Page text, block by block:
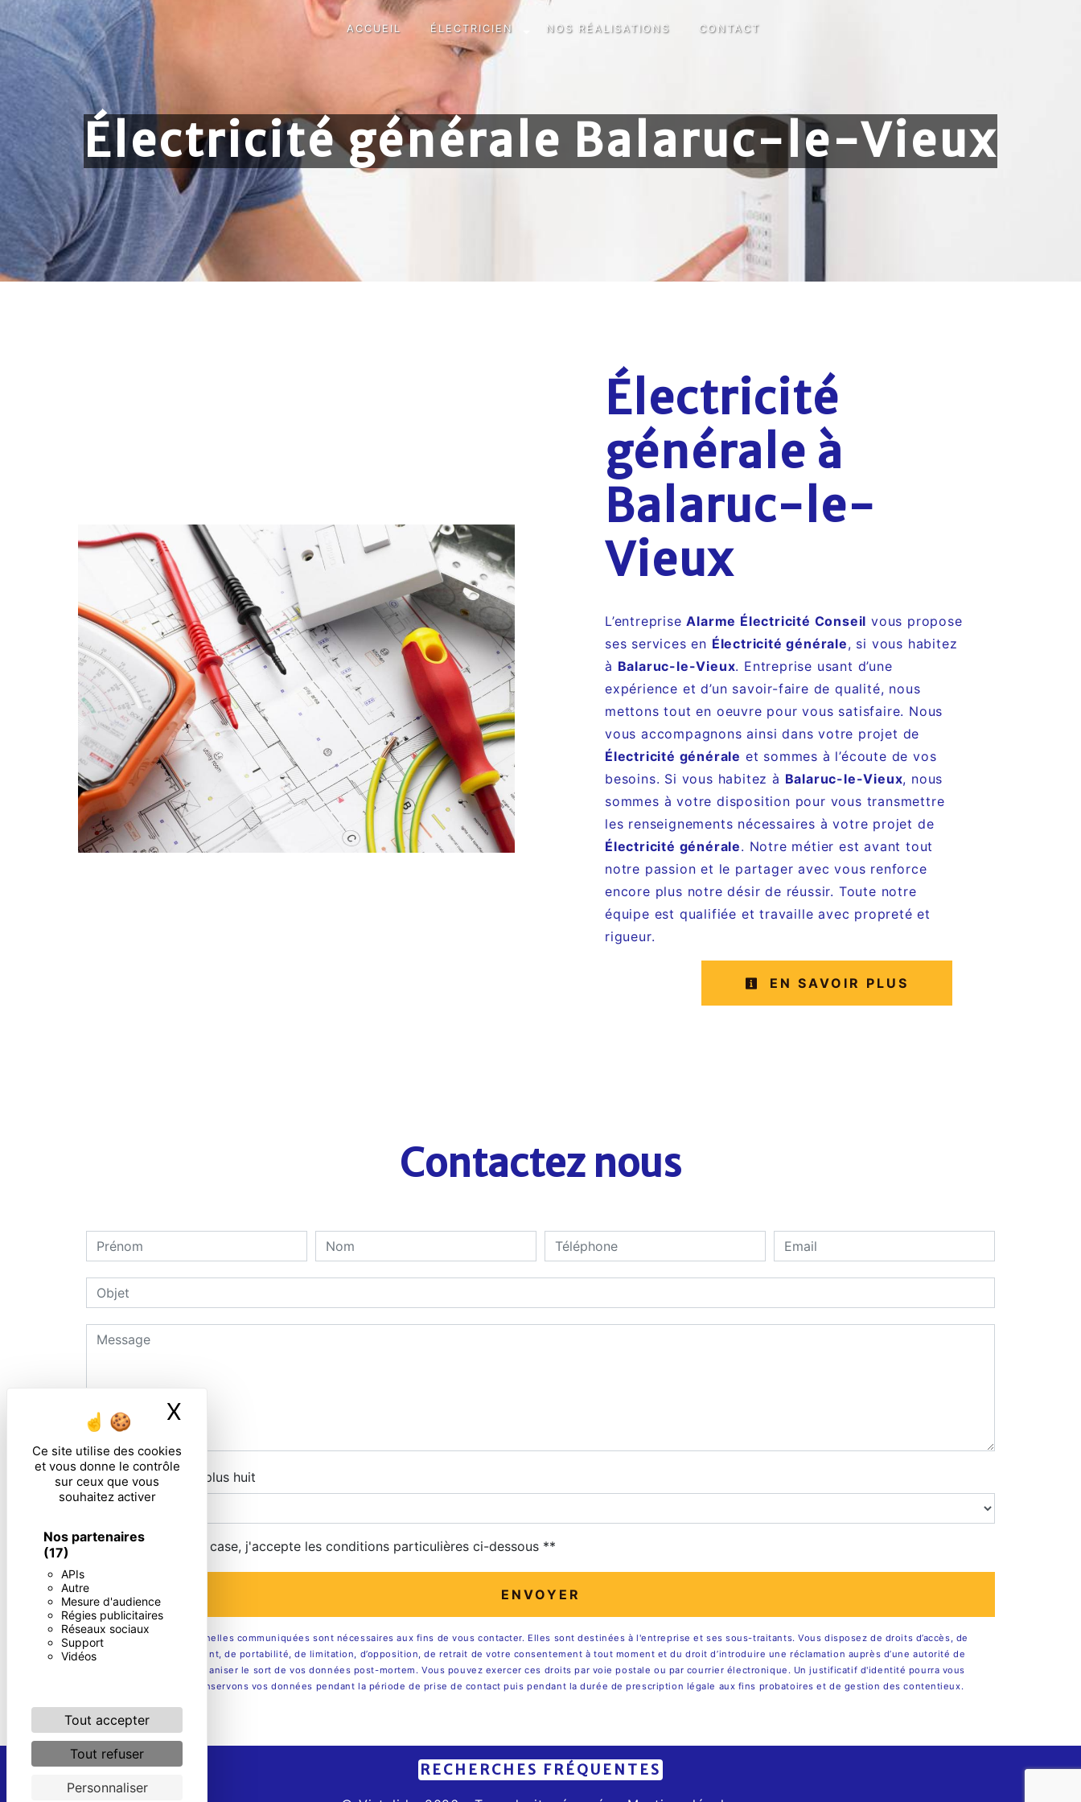
Panneau de gestion des cookies
Ce site utilise des cookies
et vous donne le contrôle
sur ceux que vous
souhaitez activer
Nos partenaires
(17)
APIs
Autre
Mesure d'audience
Régies publicitaires
Réseaux sociaux
Support
Vidéos
Tout accepter
Tout refuser
Personnaliser
X
ACCUEIL ÉLECTRICIEN NOS RÉALISATIONS CONTACT
Électricité générale Balaruc-le-Vieux
Électricité
générale à
Balaruc-le-
Vieux
L’entrepriseAlarme Électricité Conseil vous propose
ses services en Électricité générale, si vous habitez
à Balaruc-le-Vieux. Entreprise usant d’une
expérience et d’un savoir-faire de qualité, nous
mettons tout en oeuvre pour vous satisfaire. Nous
vous accompagnons ainsi dans votre projet de
Électricité générale et sommes à l’écoute de vos
besoins. Si vous habitez à Balaruc-le-Vieux, nous
sommes à votre disposition pour vous transmettre
les renseignements nécessaires à votre projet de
Électricité générale. Notre métier est avant tout
notre passion et le partager avec vous renforce
encore plus notre désir de réussir. Toute notre
équipe est qualifiée et travaille avec propreté et
rigueur.
EN SAVOIR PLUS
Contactez nous
Combien font sept plus huit
En cochant cette case, j'accepte les conditions particulières ci-dessous **
ENVOYER
** Les données personnelles communiquées sont nécessaires aux fins de vous contacter. Elles sont destinées à l'entreprise et ses sous-traitants. Vous disposez de droits d’accès, de
rectification, d’effacement, de portabilité, de limitation, d’opposition, de retrait de votre consentement à tout moment et du droit d’introduire une réclamation auprès d’une autorité de
contrôle, ainsi que d’organiser le sort de vos données post-mortem. Vous pouvez exercer ces droits par voie postale ou par courrier électronique. Un justificatif d'identité pourra vous
être demandé. Nous conservons vos données pendant la période de prise de contact puis pendant la durée de prescription légale aux fins probatoires et de gestion des contentieux.
RECHERCHES FRÉQUENTES